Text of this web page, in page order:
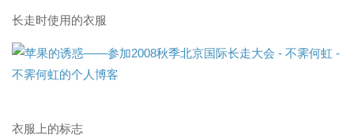
长走时使用的衣服
衣服上的标志